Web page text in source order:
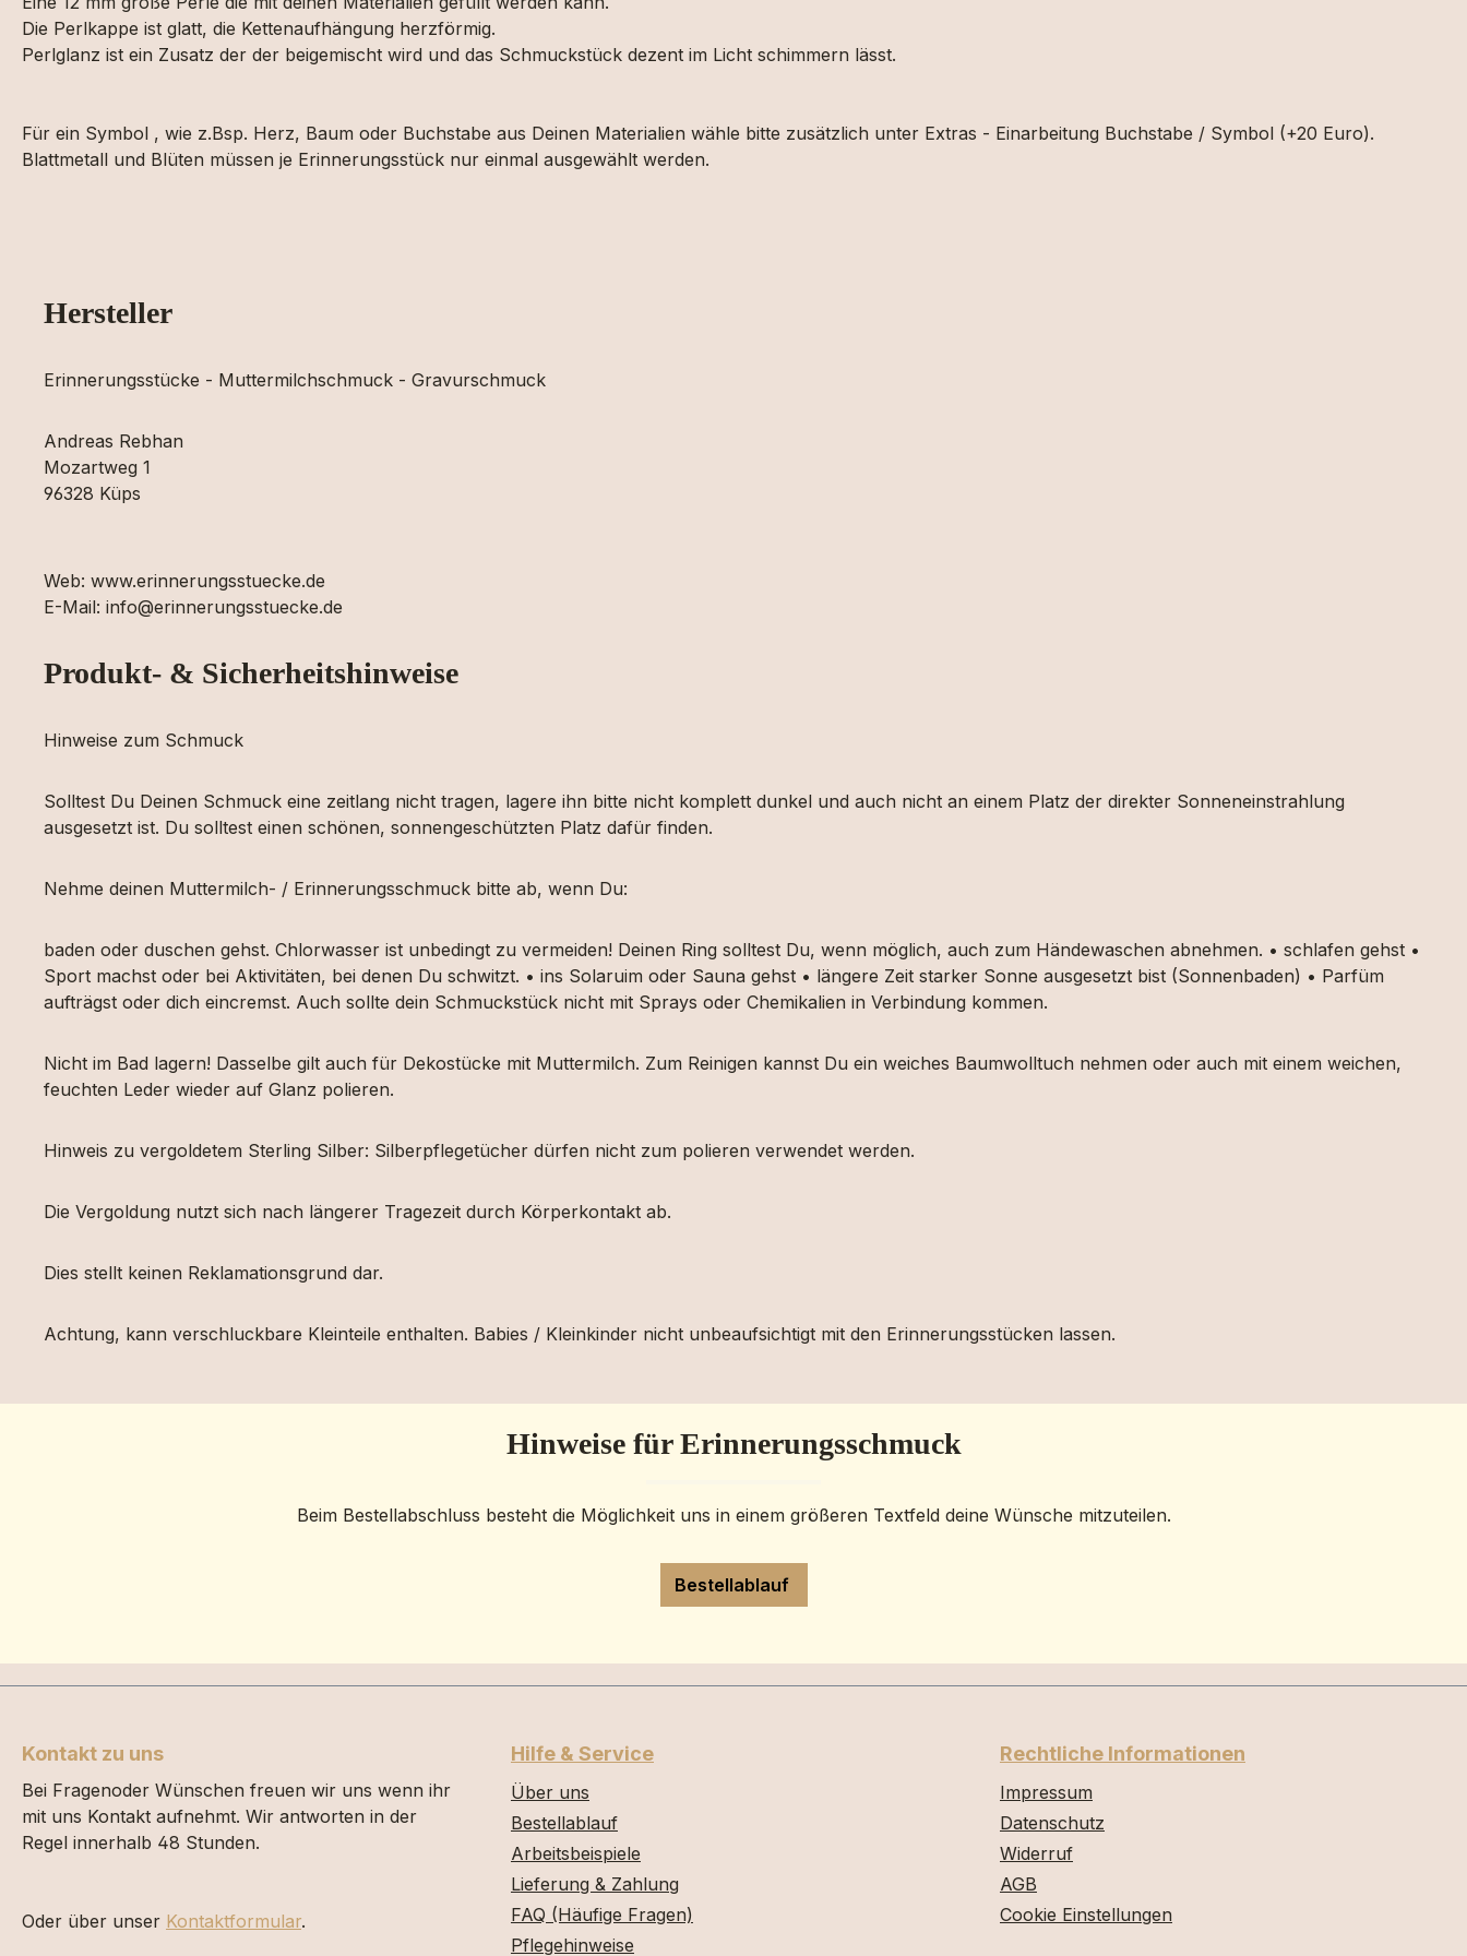
Die Perlkappe ist glatt, die Kettenaufhängung herzförmig.
Perlglanz ist ein Zusatz der der beigemischt wird und das Schmuckstück dezent im Licht schimmern lässt.
Für ein Symbol , wie z.Bsp. Herz, Baum oder Buchstabe aus Deinen Materialien wähle bitte zusätzlich unter Extras - Einarbeitung Buchstabe / Symbol (+20 Euro).
Blattmetall und Blüten müssen je Erinnerungsstück nur einmal ausgewählt werden.
Hersteller
Erinnerungsstücke - Muttermilchschmuck - Gravurschmuck
Andreas Rebhan
Mozartweg 1
96328 Küps
Web: www.erinnerungsstuecke.de
E-Mail: info@erinnerungsstuecke.de
Produkt- & Sicherheitshinweise
Hinweise zum Schmuck
Solltest Du Deinen Schmuck eine zeitlang nicht tragen, lagere ihn bitte nicht komplett dunkel und auch nicht an einem Platz der direkter Sonneneinstrahlung
ausgesetzt ist. Du solltest einen schönen, sonnengeschützten Platz dafür finden.
Nehme deinen Muttermilch- / Erinnerungsschmuck bitte ab, wenn Du:
baden oder duschen gehst. Chlorwasser ist unbedingt zu vermeiden! Deinen Ring solltest Du, wenn möglich, auch zum Händewaschen abnehmen. • schlafen gehst •
Sport machst oder bei Aktivitäten, bei denen Du schwitzt. • ins Solaruim oder Sauna gehst • längere Zeit starker Sonne ausgesetzt bist (Sonnenbaden) • Parfüm
aufträgst oder dich eincremst. Auch sollte dein Schmuckstück nicht mit Sprays oder Chemikalien in Verbindung kommen.
Nicht im Bad lagern! Dasselbe gilt auch für Dekostücke mit Muttermilch. Zum Reinigen kannst Du ein weiches Baumwolltuch nehmen oder auch mit einem weichen,
feuchten Leder wieder auf Glanz polieren.
Hinweis zu vergoldetem Sterling Silber: Silberpflegetücher dürfen nicht zum polieren verwendet werden.
Die Vergoldung nutzt sich nach längerer Tragezeit durch Körperkontakt ab.
Dies stellt keinen Reklamationsgrund dar.
Achtung, kann verschluckbare Kleinteile enthalten. Babies / Kleinkinder nicht unbeaufsichtigt mit den Erinnerungsstücken lassen.
Hinweise für Erinnerungsschmuck
Beim Bestellabschluss besteht die Möglichkeit uns in einem größeren Textfeld deine Wünsche mitzuteilen.
Bestellablauf
Kontakt zu uns
Bei Fragenoder Wünschen freuen wir uns wenn ihr
mit uns Kontakt aufnehmt. Wir antworten in der
Regel innerhalb 48 Stunden.
Oder über unser Kontaktformular.
Hilfe & Service
Über uns
Bestellablauf
Arbeitsbeispiele
Lieferung & Zahlung
FAQ (Häufige Fragen)
Pflegehinweise
Rechtliche Informationen
Impressum
Datenschutz
Widerruf
AGB
Cookie Einstellungen